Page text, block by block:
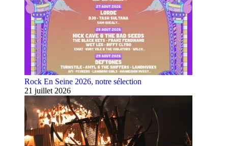
Rock En Seine 2026, notre sélection
21 juillet 2026